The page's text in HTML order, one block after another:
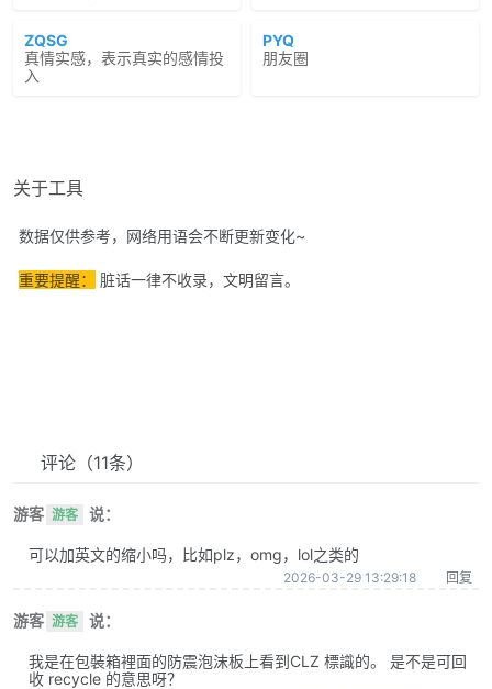
ZQSG
真情实感，表示真实的感情投
入
PYQ
朋友圈
关于工具
数据仅供参考，网络用语会不断更新变化~
重要提醒： 脏话一律不收录，文明留言。
评论 （11条）
游客 游客 说：
可以加英文的缩小吗，比如plz，omg，lol之类的
2026-03-29 13:29:18 回复
游客 游客 说：
我是在包裝箱裡面的防震泡沫板上看到CLZ 標識的。 是不是可回
收 recycle 的意思呀？